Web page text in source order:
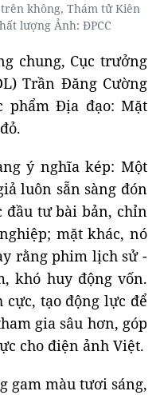
không, Thám tử Kiên
lượng Ảnh: ĐPCC
chung, Cục trưởng
Trần Đăng Cường
phẩm Địa đạo: Mặt
ý nghĩa kép: Một
luôn sẵn sàng đón
tư bài bản, chỉn
mặt khác, nó
rằng phim lịch sử -
khó huy động vốn.
tạo động lực để
gia sâu hơn, góp
cho điện ảnh Việt.
gam màu tươi sáng,